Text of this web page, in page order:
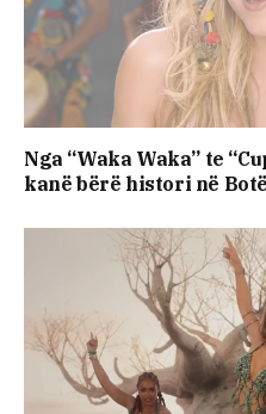
Nga “Waka Waka” te
kanë bërë histori në